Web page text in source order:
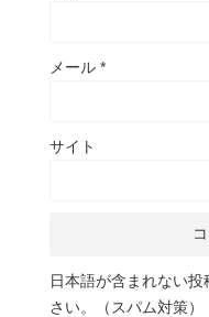
メール *
サイト
日本語が含まれない
さい。（スパム対策）